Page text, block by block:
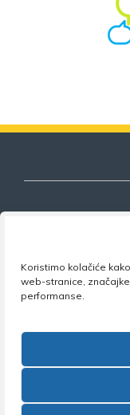
Koristimo kolačiće
web-stranice,
performanse.
obrazovanja
•Facebook: